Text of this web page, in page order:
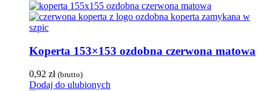
Koperta 153×153 ozdobna czerwona matowa
0,92 zł (brutto)
Dodaj do ulubionych